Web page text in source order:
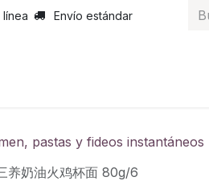
Envío estándar
pastas y fideos instantáneos
奶油火鸡杯面 80g/6